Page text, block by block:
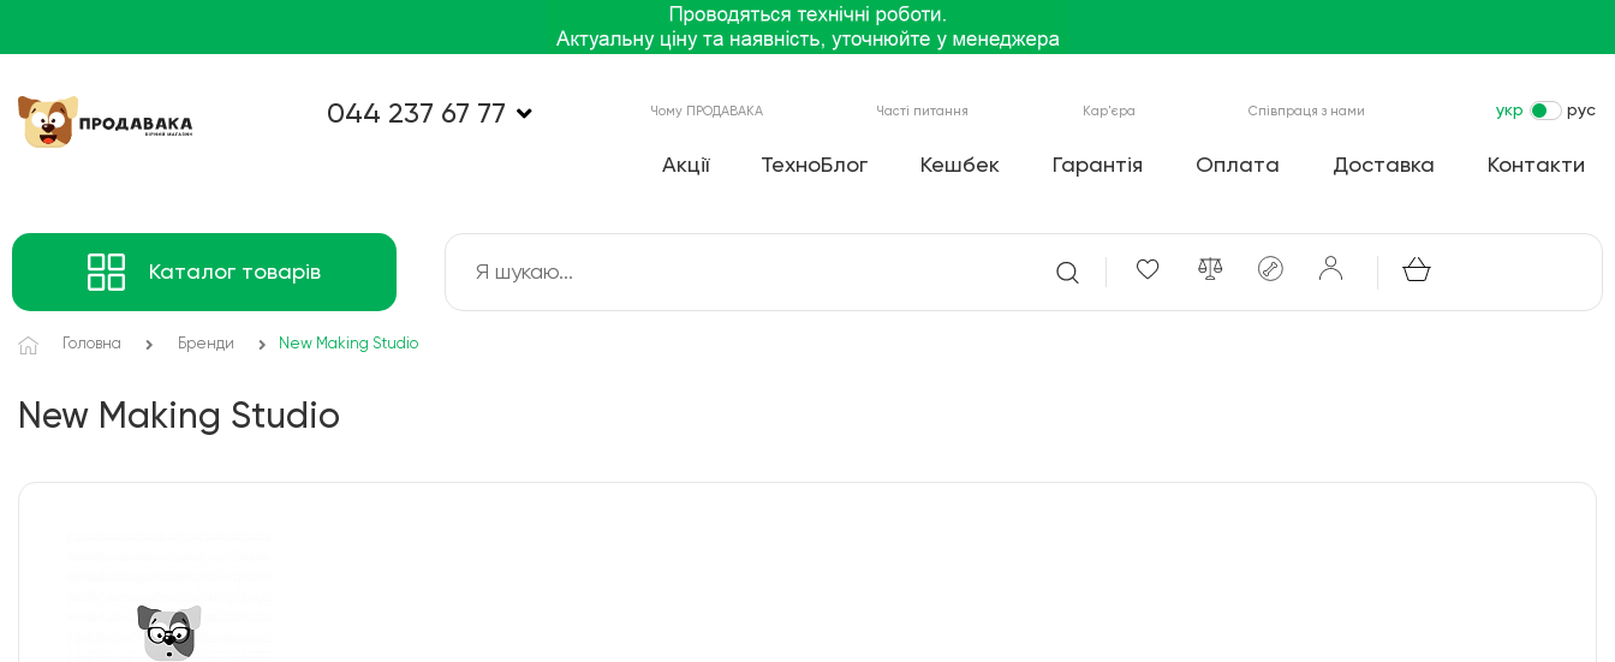
044 237 67 77 Чому ПРОДАВАКА Часті питання Кар'єра Співпраця з нами укр рус
Акції ТехноБлог Кешбек Гарантія Оплата Доставка Контакти
Каталог товарів
Головна Бренди New Making Studio
New Making Studio